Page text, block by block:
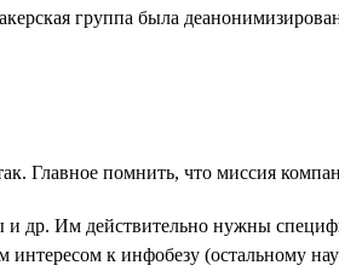
группа была
Главное помнить, что миссия
и др. Им действительно нужны
к инфобезу (остальному